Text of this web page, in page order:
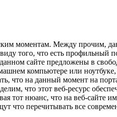
моментам. Между прочим,
того, что есть профильный
сайте предложены в
компьютере или
что на данный момент на
что этот веб-ресурс
тот нюанс, что на веб-сайте
что перечитывать все